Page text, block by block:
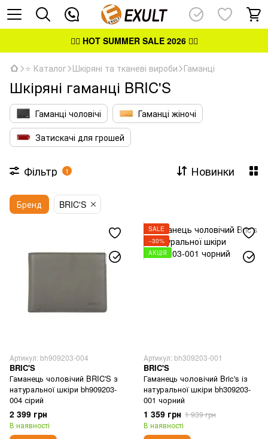
👉🏻 HOT SUMMER SALE 2026👈🏻
⭐ Каталог Шкіряні та тканеві вироби Гаманці
Шкіряні гаманці BRIC'S
Гаманці чоловічі
Гаманці жіночі
Затискачі для грошей
Фільтр 1 Новинки
Бренд BRIC'S
Артикул: bh909203-004
BRIC'S
Гаманець чоловічий BRIC'S з
натуральної шкіри bh909203-
004 сірий
2 399 грн
В наявності
SALE
−30%
АКЦІЯ
Артикул: bh309203-001
BRIC'S
Гаманець чоловічий Bric's із
натуральної шкіри bh309203-
001 чорний
1 359 грн 1 939 грн
В наявності